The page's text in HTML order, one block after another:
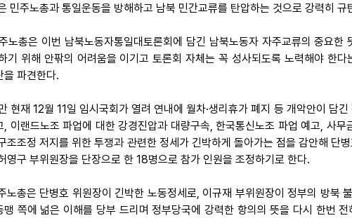
민주노총과 통일운동을 방해하고 남북 민간교류를 탄압하는 것으로 강력히
노총은 이번 남북노동자통일대토론회에 담긴 남북노동자 자주교류의 중요한
기 위해 안팎의 어려움을 이기고 토론회 자체는 꼭 성사되도록 노력해야 한
을 파견한다.
현재 12월 11일 임시국회가 열려 연내에 월차·생리휴가 폐지 등 개악안이 담
, 이랜드노조 파업에 대한 강경진압과 대량구속, 한국통신노조 파업 예고, 사
조조정 저지를 위한 투쟁과 관련한 정세가 긴박하게 돌아가는 점을 감안해 단
영구 부위원장을 단장으로 한 18명으로 참가 인원을 조정하기로 한다.
노총은 단병호 위원장이 긴박한 노동정세로, 이규재 부위원장이 정부의 방북
맹 쪽에 넒은 이해를 당부 드리며 정부당국에 강력한 항의의 뜻을 다시 한번